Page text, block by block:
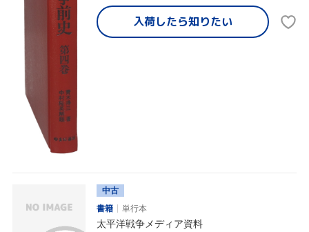
入荷したら知りたい
中古
書籍
単行本
太平洋戦争メディア資料